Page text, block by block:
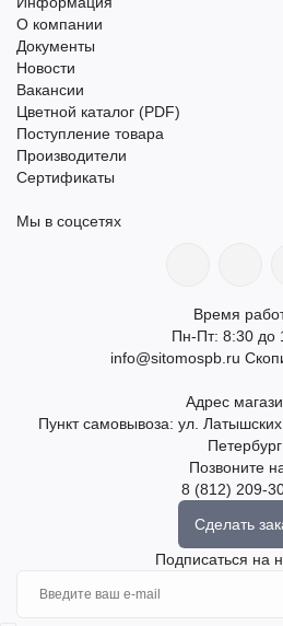
О компании
Документы
Новости
Вакансии
Цветной каталог (PDF)
Поступление товара
Производители
Сертификаты
Мы в соцсетях
Время
Пн-Пт: 8:30 до
info@sitomospb.ru
Адрес
Пункт самовывоза: ул.
Петербург
Позвоните
8 (812) 209-
Сделать
Подписаться на